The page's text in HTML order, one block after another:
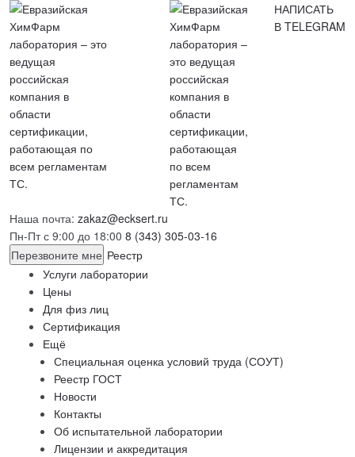
НАПИСАТЬ
В TELEGRAM
Наша почта: zakaz@ecksert.ru
Пн-Пт с 9:00 до 18:00 8 (343) 305-03-16
Перезвоните мне Реестр
Услуги лаборатории
Цены
Для физ лиц
Сертификация
Ещё
Специальная оценка условий труда (СОУТ)
Реестр ГОСТ
Новости
Контакты
Об испытательной лаборатории
Лицензии и аккредитация